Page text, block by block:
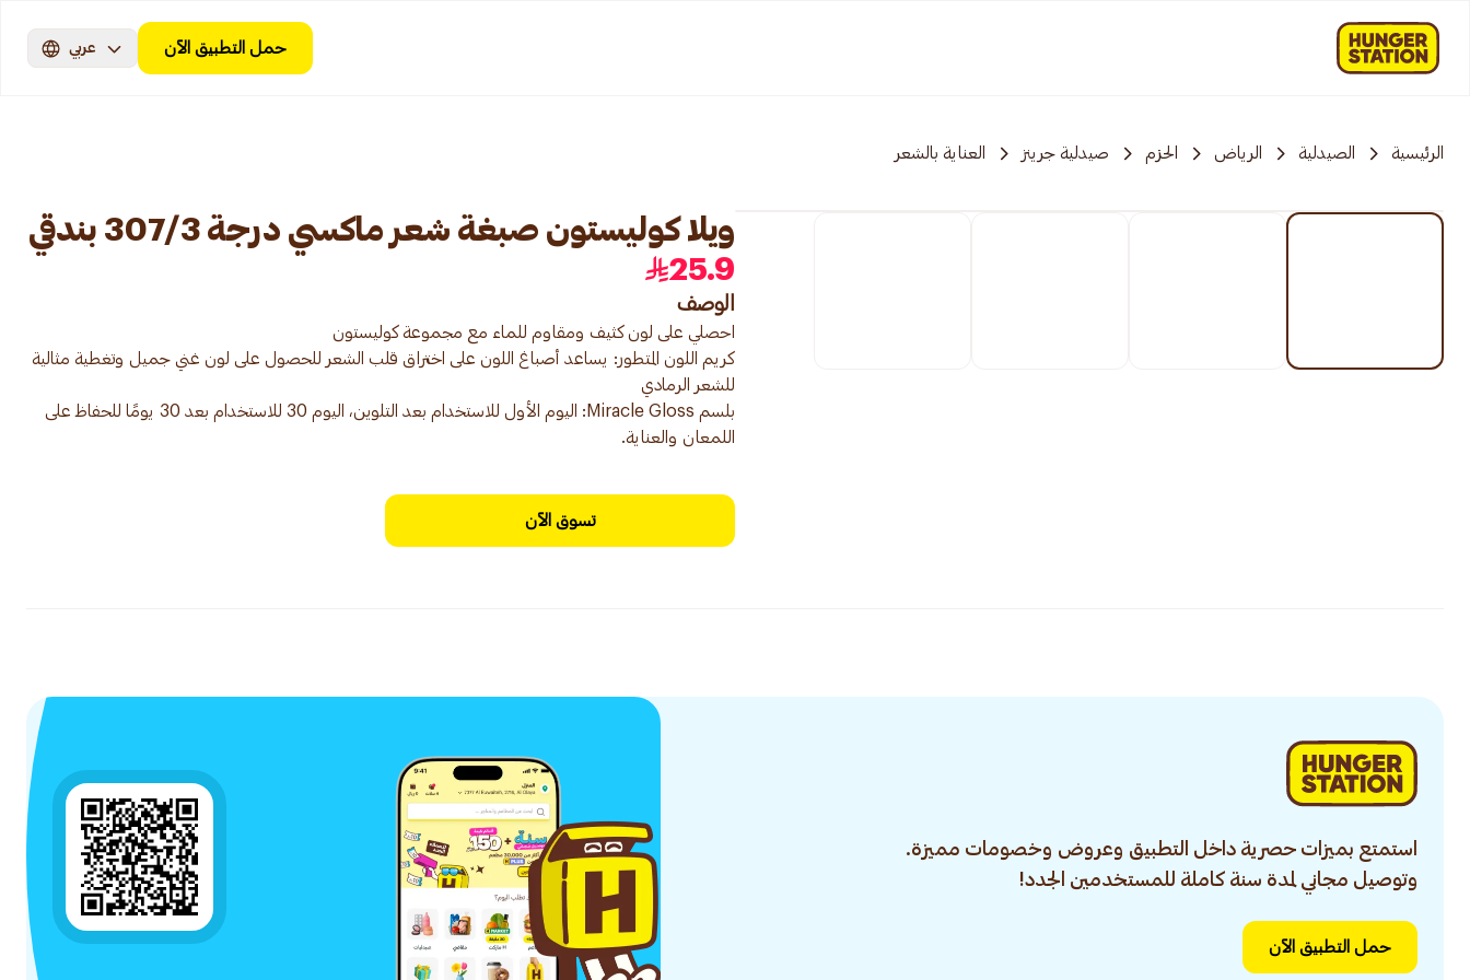
حمل التطبيق الآن عربي
الرئيسية الصيدلية الرياض الحزم صيدلية جرينز العناية بالشعر
ويلا كوليستون صبغة شعر ماكسي درجة 307/3 بندقي
25.9
الوصف
كريم اللون المتطور: يساعد أصباغ اللون على اختراق قلب الشعر للحصول على لون غني جميل وتغطية مثالية
بلسم Miracle Gloss: اليوم الأول للاستخدام بعد التلوين، اليوم 30 للاستخدام بعد 30 يومًا للحفاظ على
اللمعان والعناية.
تسوق الآن
استمتع بميزات حصرية داخل التطبيق وعروض وخصومات مميزة.
وتوصيل مجاني لمدة سنة كاملة للمستخدمين الجدد!
حمل التطبيق الآن